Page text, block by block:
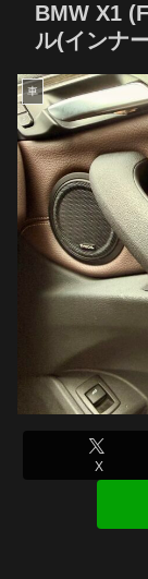
BMW X1
ル(インナ
車
X